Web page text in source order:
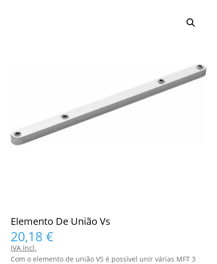
Elemento De União Vs
20,18€
IVA Incl.
Com o elemento de união VS é possível unir várias MFT 3